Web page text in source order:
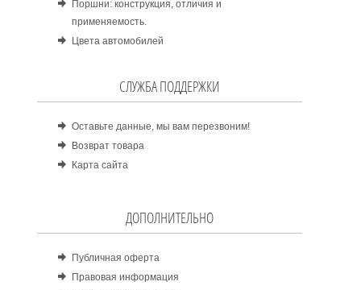
Поршни: конструкция, отличия и
применяемость.
Цвета автомобилей
СЛУЖБА ПОДДЕРЖКИ
Оставьте данные, мы вам перезвоним!
Возврат товара
Карта сайта
ДОПОЛНИТЕЛЬНО
Публичная оферта
Правовая информация